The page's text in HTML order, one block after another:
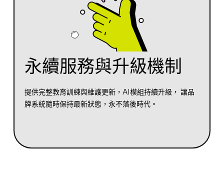
永續服務與升級機制
提供完整教育訓練與維護更新，AI模組持續升級， 讓品
牌系統隨時保持最新狀態，永不落後時代。